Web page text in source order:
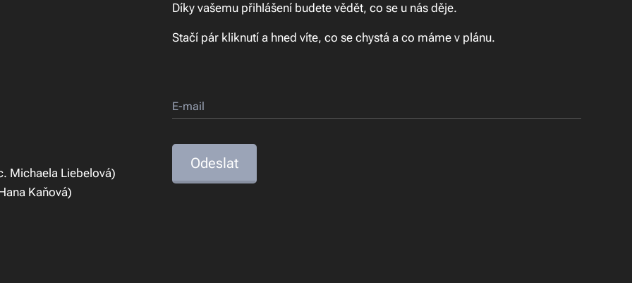
Michaela Liebelová)
Kaňová)
Díky vašemu přihlášení budete vědět, co se u nás děje.
Stačí pár kliknutí a hned víte, co se chystá a co máme v plánu.
E-mail
Odeslat